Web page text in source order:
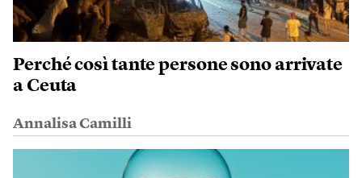
Perché così tante persone sono arrivate
a Ceuta
Annalisa Camilli